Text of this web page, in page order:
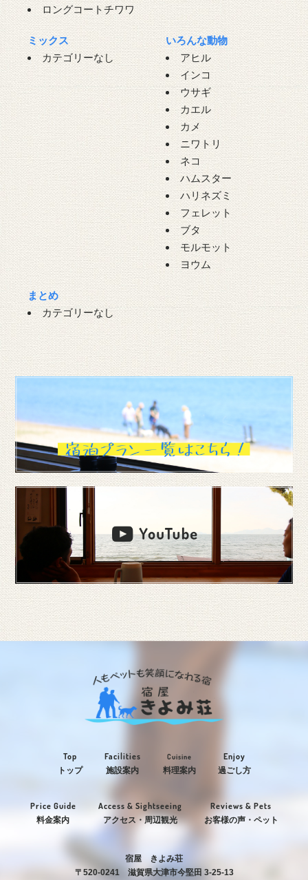
ロングコートチワワ
ミックス
カテゴリーなし
いろんな動物
アヒル
インコ
ウサギ
カエル
カメ
ニワトリ
ネコ
ハムスター
ハリネズミ
フェレット
ブタ
モルモット
ヨウム
まとめ
カテゴリーなし
Top
トップ
Facilities
施設案内
Cuisine
料理案内
Enjoy
過ごし方
Price Guide
料金案内
Access & Sightseeing
アクセス・周辺観光
Reviews & Pets
お客様の声・ペット
宿屋 きよみ荘
〒520-0241 滋賀県大津市今堅田 3-25-13